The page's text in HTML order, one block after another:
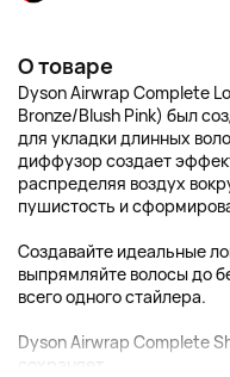
О товаре
Dyson Airwrap Complete
Bronze/Blush Pink) был
для укладки длинных
диффузор создает
распределяя воздух
пушистость и
Создавайте идеальные
выпрямляйте волосы до
всего одного стайлера.
Dyson Airwrap Complete
сохраняет...